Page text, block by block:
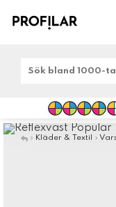
» Kläder & Textil »